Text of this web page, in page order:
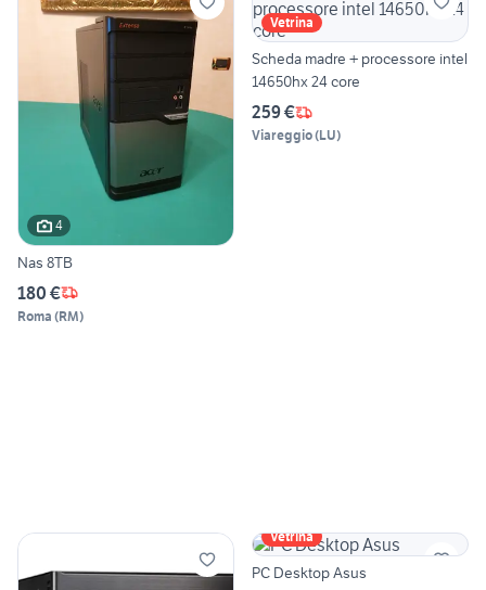
4
Nas 8TB
180 €
Roma (RM)
Vetrina
Scheda madre + processore intel
14650hx 24 core
259 €
Viareggio(LU)
Vetrina
PC Desktop Asus